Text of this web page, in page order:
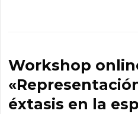
Workshop
éxtasis en la